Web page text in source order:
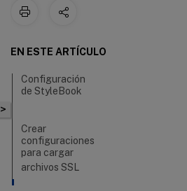
>
EN ESTE ARTÍCULO
Configuración
de StyleBook
Crear
configuraciones
para cargar
archivos SSL